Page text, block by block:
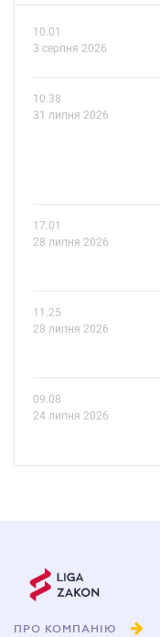
10.01
3 серпня 2026
10.38
31 липня 2026
17.01
28 липня 2026
11.25
28 липня 2026
09.08
24 липня 2026
ПРО КОМПАНІЮ